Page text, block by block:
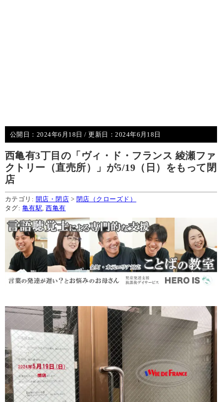
公開日： 2024年6月18日 / 更新日：2024年6月18日
西亀有3丁目の「ヴィ・ド・フランス 綾瀬ファ
クトリー（直売所）」が5/19（日）をもって閉
店
カテゴリ: 開店・閉店 > 閉店（クローズド）
タグ: 亀有駅 ,西亀有